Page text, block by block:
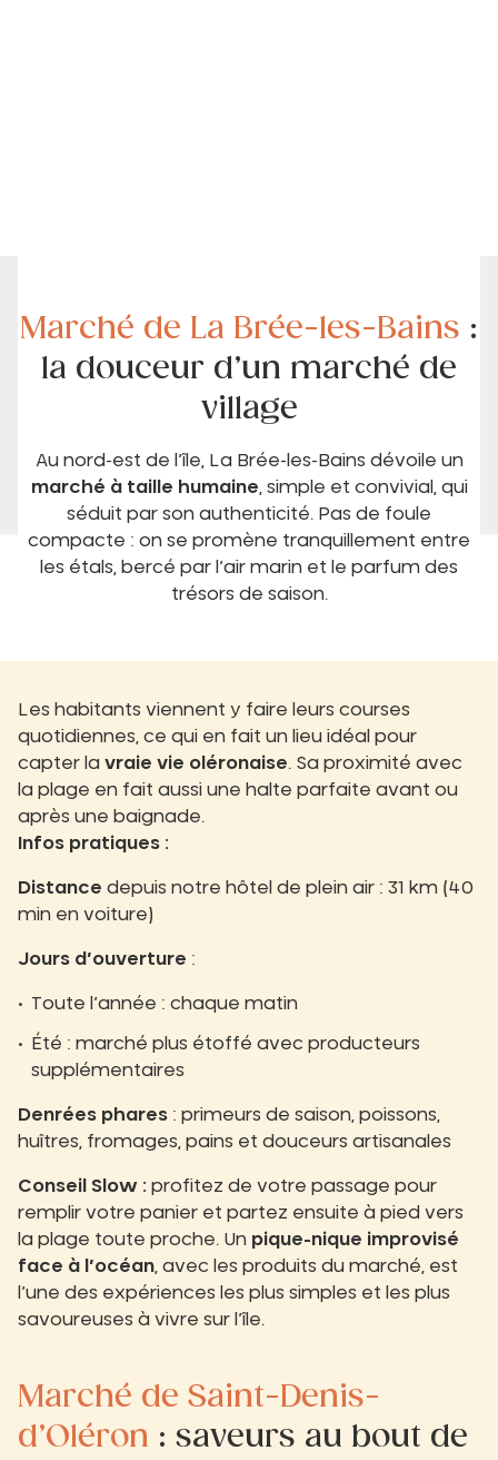
Marché de La Brée-les-Bains :
la douceur d’un marché de
village
Au nord-est de l’île, La Brée-les-Bains dévoile un
marché à taille humaine , simple et convivial, qui
séduit par son authenticité. Pas de foule
compacte : on se promène tranquillement entre
les étals, bercé par l’air marin et le parfum des
trésors de saison.
Les habitants viennent y faire leurs courses
quotidiennes, ce qui en fait un lieu idéal pour
capter la vraie vie oléronaise. Sa proximité avec
la plage en fait aussi une halte parfaite avant ou
après une baignade.
Infos pratiques :
Distance depuis notre hôtel de plein air : 31 km (40
min en voiture)
Jours d’ouverture :
Toute l’année : chaque matin
Été : marché plus étoffé avec producteurs
supplémentaires
Denrées phares : primeurs de saison, poissons,
huîtres, fromages, pains et douceurs artisanales
Conseil Slow : profitez de votre passage pour
remplir votre panier et partez ensuite à pied vers
la plage toute proche. Un pique-nique improvisé
face à l’océan , avec les produits du marché, est
l’une des expériences les plus simples et les plus
savoureuses à vivre sur l’île.
Marché de Saint-Denis-
d’Oléron : saveurs au bout de